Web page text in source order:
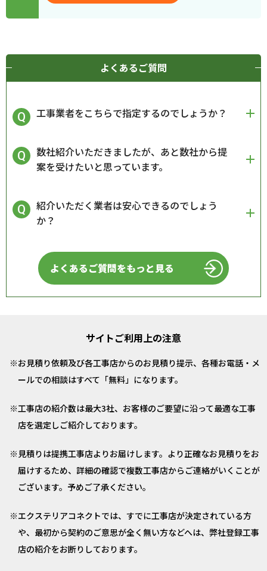
よくあるご質問
工事業者をこちらで指定するのでしょうか？
数社紹介いただきましたが、あと数社から提
案を受けたいと思っています。
紹介いただく業者は安心できるのでしょう
か？
よくあるご質問をもっと見る
サイトご利用上の注意
お見積り依頼及び各工事店からのお見積り提示、各種お電話・メ
ールでの相談はすべて「無料」になります。
工事店の紹介数は最大3社、お客様のご要望に沿って最適な工事
店を選定しご紹介しております。
見積りは提携工事店よりお届けします。より正確なお見積りをお
届けするため、詳細の確認で複数工事店からご連絡がいくことが
ございます。予めご了承ください。
エクステリアコネクトでは、すでに工事店が決定されている方
や、最初から契約のご意思が全く無い方などへは、弊社登録工事
店の紹介をお断りしております。